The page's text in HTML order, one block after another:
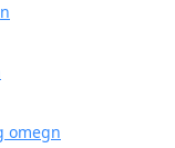
omegn